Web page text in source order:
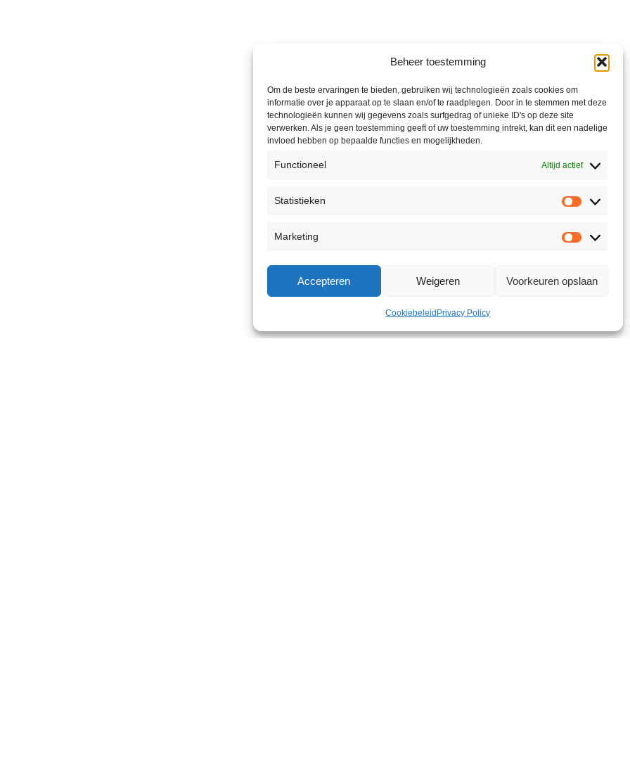
Beheer toestemming
Om de beste ervaringen te bieden, gebruiken wij technologieën zoals cookies om
informatie over je apparaat op te slaan en/of te raadplegen. Door in te stemmen met deze
technologieën kunnen wij gegevens zoals surfgedrag of unieke ID's op deze site
verwerken. Als je geen toestemming geeft of uw toestemming intrekt, kan dit een nadelige
invloed hebben op bepaalde functies en mogelijkheden.
Functioneel Altijd actief
Statistieken
Marketing
Accepteren Weigeren Voorkeuren opslaan
Cookiebeleid Privacy Policy